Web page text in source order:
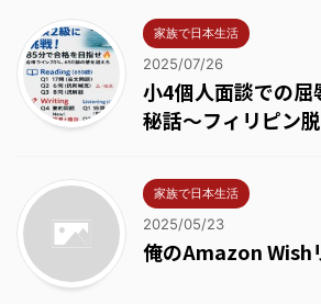
家族で日本生活
2025/07/26
小4個人面談での
秘話～フィリピン
家族で日本生活
2025/05/23
俺のAmazon Wish